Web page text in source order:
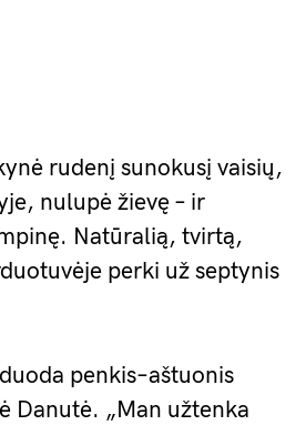
rudenį sunokusį vaisių,
nulupė žievę – ir
Natūralią, tvirtą,
perki už septynis
penkis–aštuonis
Danutė. „Man užtenka